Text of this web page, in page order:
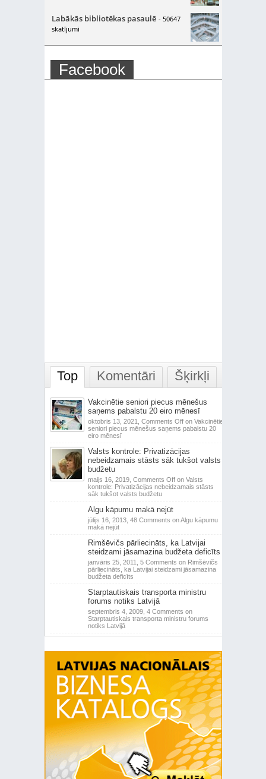
Labākās bibliotēkas pasaulē - 50647
skatījumi
Facebook
Top Komentāri Šķirkļi
Vakcinētie seniori piecus mēnešus
saņems pabalstu 20 eiro mēnesī
oktobris 13, 2021, Comments Offon Vakcinētie
seniori piecus mēnešus saņems pabalstu 20
eiro mēnesī
Valsts kontrole: Privatizācijas
nebeidzamais stāsts sāk tukšot valsts
budžetu
maijs 16, 2019, Comments Offon Valsts
kontrole: Privatizācijas nebeidzamais stāsts
sāk tukšot valsts budžetu
Algu kāpumu makā nejūt
jūlijs 16, 2013, 48 Comments on Algu kāpumu
makā nejūt
Rimšēvičs pārliecināts, ka Latvijai
steidzami jāsamazina budžeta deficīts
janvāris 25, 2011, 5 Comments on Rimšēvičs
pārliecināts, ka Latvijai steidzami jāsamazina
budžeta deficīts
Starptautiskais transporta ministru
forums notiks Latvijā
septembris 4, 2009, 4 Comments on
Starptautiskais transporta ministru forums
notiks Latvijā